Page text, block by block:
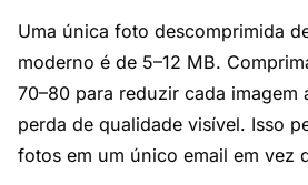
Uma única foto descomprimida
moderno é de 5–12 MB.
70–80 para reduzir cada imagem
perda de qualidade visível. Isso
fotos em um único email em vez